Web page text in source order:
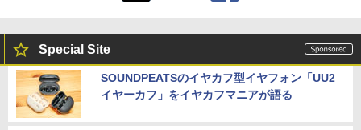
Special Site
SOUNDPEATSのイヤカフ型イヤフォン「UU2
イヤーカフ」をイヤカフマニアが語る